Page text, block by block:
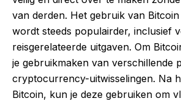
van derden. Het gebruik van
wordt steeds populairder, inclusief
reisgerelateerde uitgaven. Om
je gebruikmaken van verschillende
cryptocurrency-uitwisselingen. Na
Bitcoin, kun je deze gebruiken om